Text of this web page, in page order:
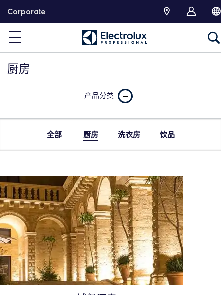
Corporate
厨房
产品分类
全部 厨房 洗衣房 饮品